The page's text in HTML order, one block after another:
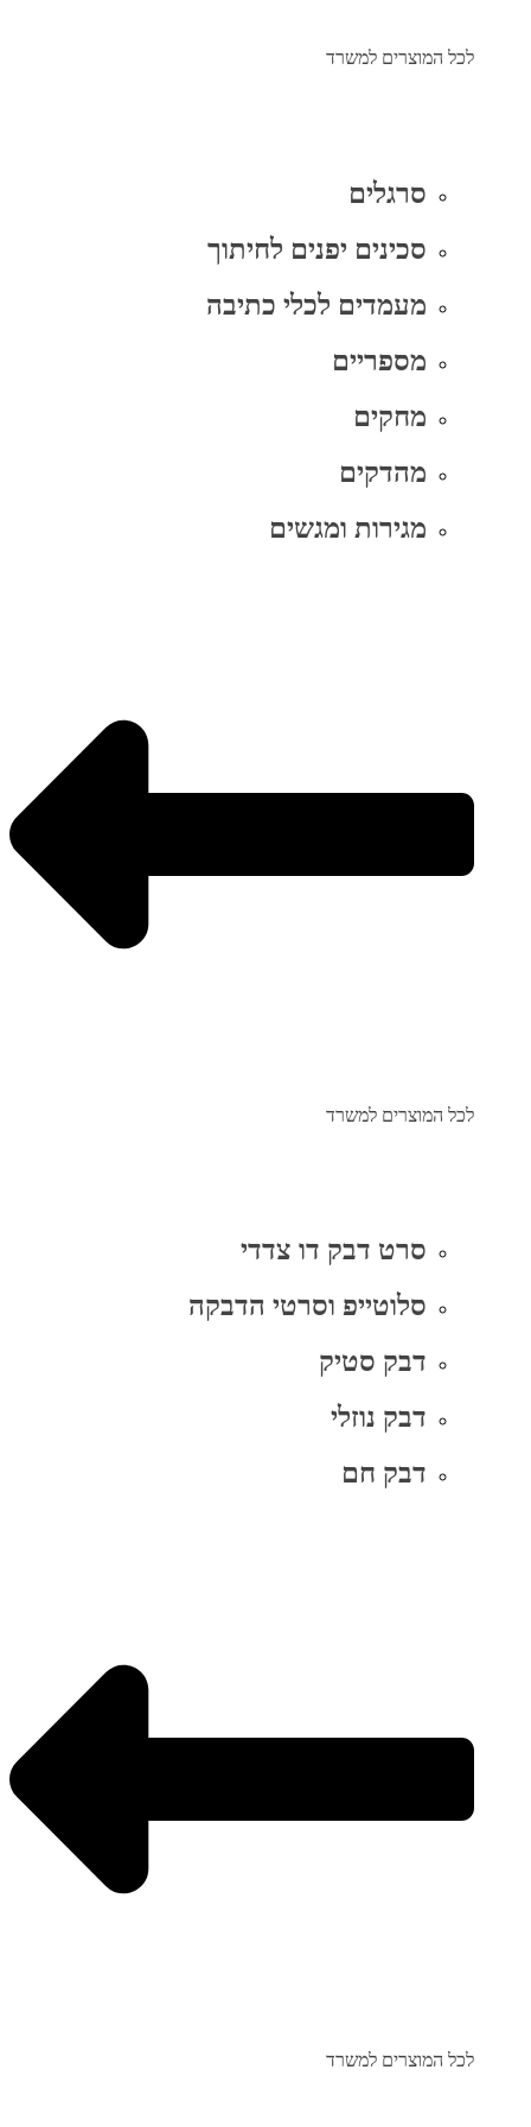
לכל המוצרים למשרד
סרגלים
סכינים יפנים לחיתוך
מעמדים לכלי כתיבה
מספריים
מחקים
מהדקים
מגירות ומגשים
לכל המוצרים למשרד
סרט דבק דו צדדי
סלוטייפ וסרטי הדבקה
דבק סטיק
דבק נוזלי
דבק חם
לכל המוצרים למשרד